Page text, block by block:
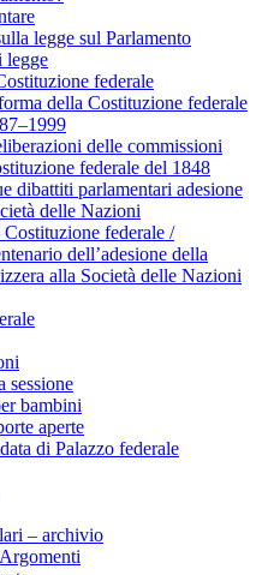
legge sul Parlamento
legge
federale
della Costituzione federale
delle commissioni
federale del 1848
dibattiti parlamentari adesione
delle Nazioni
federale /
dell’adesione della
alla Società delle Nazioni
sessione
bambini
aperte
di Palazzo federale
– archivio